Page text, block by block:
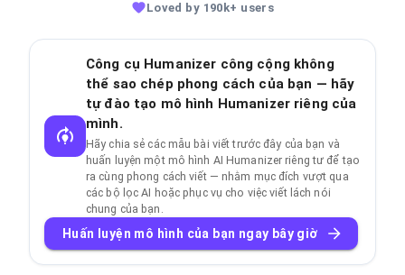
Loved by 190k+ users
Công cụ Humanizer công cộng không
thể sao chép phong cách của bạn — hãy
tự đào tạo mô hình Humanizer riêng của
mình.
Hãy chia sẻ các mẫu bài viết trước đây của bạn và
huấn luyện một mô hình AI Humanizer riêng tư để tạo
ra cùng phong cách viết — nhằm mục đích vượt qua
các bộ lọc AI hoặc phục vụ cho việc viết lách nói
chung của bạn.
Huấn luyện mô hình của bạn ngay bây giờ